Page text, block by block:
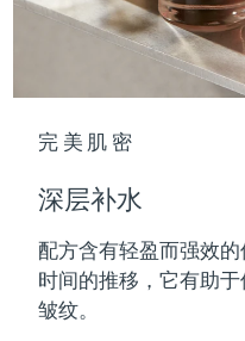
完美肌密
深层补水
配方含有轻盈而强效
时间的推移，它有助
皱纹。
FAQ™产
All anti-
FAQ™产
All LED
FAQ™
All toning
PEACH™
IPL hair
Travel-
LUNA™
Firming
痘肌护理
Recurring
BEAR™
IRIS™ 2
KIWI™
Diamond
LUNA™
2-in-1 LED
牙齿美白
直布罗陀
希腊
中国香港特别行政区
匈牙利
冰岛
印度尼西亚